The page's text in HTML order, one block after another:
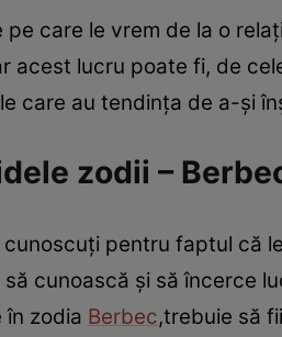
pe care le vrem de la o
acest lucru poate fi, de
care au tendinţa de a-şi
zodii –
pentru faptul că
cunoască şi să încerce
zodia Berbec,trebuie să